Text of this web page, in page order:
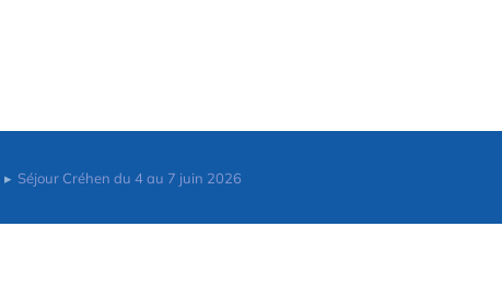
Séjour Créhen du 4 au 7 juin 2026